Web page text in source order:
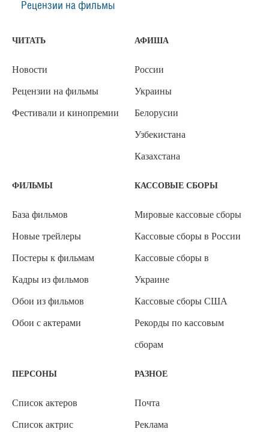
Рецензии на фильмы
ЧИТАТЬ
Новости
Рецензии на фильмы
Фестивали и кинопремии
АФИША
России
Украины
Белорусии
Узбекистана
Казахстана
ФИЛЬМЫ
База фильмов
Новые трейлеры
Постеры к фильмам
Кадры из фильмов
Обои из фильмов
Обои с актерами
КАССОВЫЕ СБОРЫ
Мировые кассовые сборы
Кассовые сборы в России
Кассовые сборы в
Украине
Кассовые сборы США
Рекорды по кассовым
сборам
ПЕРСОНЫ
Список актеров
Список актрис
РАЗНОЕ
Почта
Реклама